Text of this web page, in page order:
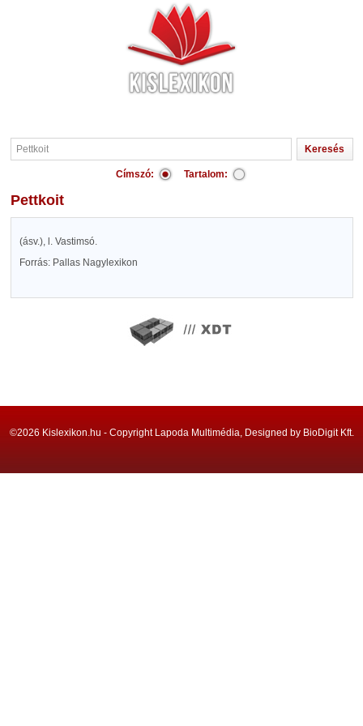
Címszó: Tartalom:
Pettkoit
(ásv.), l. Vastimsó.
Forrás: Pallas Nagylexikon
©2026 Kislexikon.hu - Copyright Lapoda Multimédia, Designed by BioDigit Kft.